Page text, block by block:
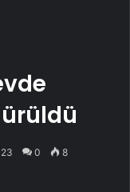
0 8